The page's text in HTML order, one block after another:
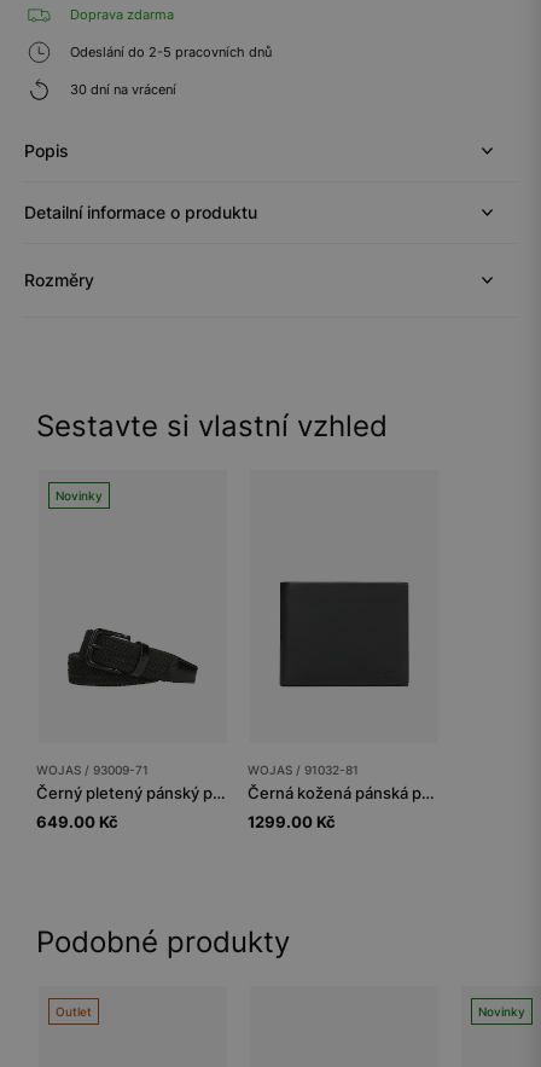
Doprava zdarma
Odeslání do 2-5 pracovních dnů
30 dní na vrácení
Popis
Detailní informace o produktu
Rozměry
Sestavte si vlastní vzhled
Novinky
WOJAS / 93009-71
Černý pletený pánský pásek s koženými prvky
649.00 Kč
WOJAS / 91032-81
Černá kožená pánská peněženka na šířku
1299.00 Kč
Podobné produkty
Outlet Novinky